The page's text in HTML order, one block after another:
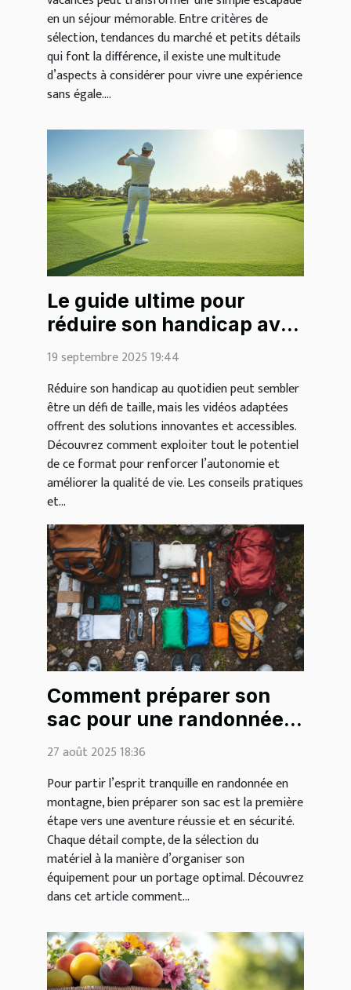
en un séjour mémorable. Entre critères de
sélection, tendances du marché et petits détails
qui font la différence, il existe une multitude
d’aspects à considérer pour vivre une expérience
sans égale....
Le guide ultime pour
réduire son handicap avec
des vidéos
19 septembre 2025 19:44
Réduire son handicap au quotidien peut sembler
être un défi de taille, mais les vidéos adaptées
offrent des solutions innovantes et accessibles.
Découvrez comment exploiter tout le potentiel
de ce format pour renforcer l’autonomie et
améliorer la qualité de vie. Les conseils pratiques
et...
Comment préparer son
sac pour une randonnée
en montagne ?
27 août 2025 18:36
Pour partir l’esprit tranquille en randonnée en
montagne, bien préparer son sac est la première
étape vers une aventure réussie et en sécurité.
Chaque détail compte, de la sélection du
matériel à la manière d’organiser son
équipement pour un portage optimal. Découvrez
dans cet article comment...